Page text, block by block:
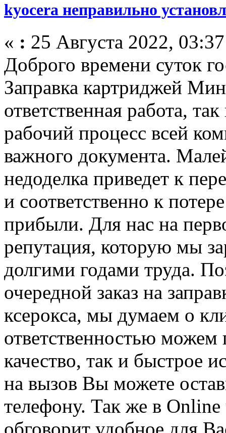
kyocera неправильно
« : 25 Августа 2022,
Доброго времени суток
Заправка картриджей
ответственная работа,
рабочий процесс всей
важного документа.
недоделка приведет к
и соответственно к
прибыли. Для нас на
репутация, которую мы
долгими годами труда.
очередной заказ на
ксерокса, мы думаем о
ответственностью можем
качество, так и быстрое
на вызов Вы можете
телефону. Так же в